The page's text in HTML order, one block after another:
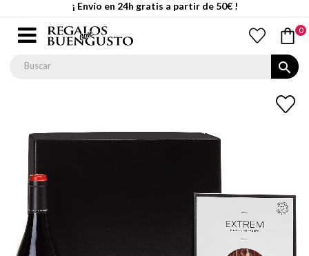
¡ Envío en 24h gratis a partir de 50€ !
0
search